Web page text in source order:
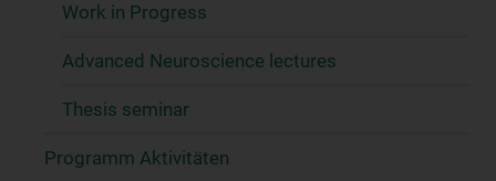
Work in Progress
Advanced Neuroscience lectures
Thesis seminar
Programm Aktivitäten